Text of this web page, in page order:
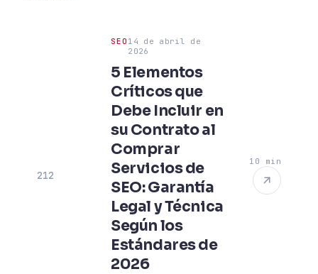
212
SEO 14 de abril de
2026
5 Elementos
Críticos que
Debe Incluir en
su Contrato al
Comprar
Servicios de
SEO: Garantía
Legal y Técnica
Según los
Estándares de
2026
10 min